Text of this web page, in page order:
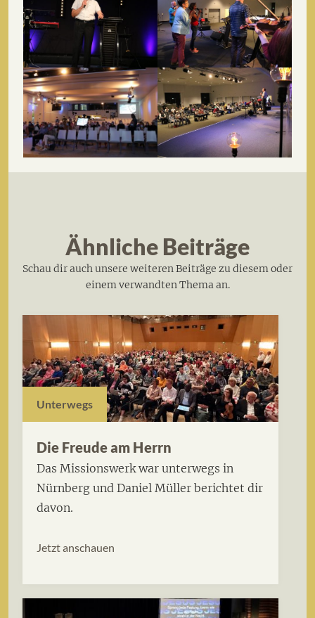
Ähnliche Beiträge
Schau dir auch unsere weiteren Beiträge zu diesem oder
einem verwandten Thema an.
Unterwegs
Die Freude am Herrn
Das Missionswerk war unterwegs in
Nürnberg und Daniel Müller berichtet dir
davon.
Jetzt anschauen